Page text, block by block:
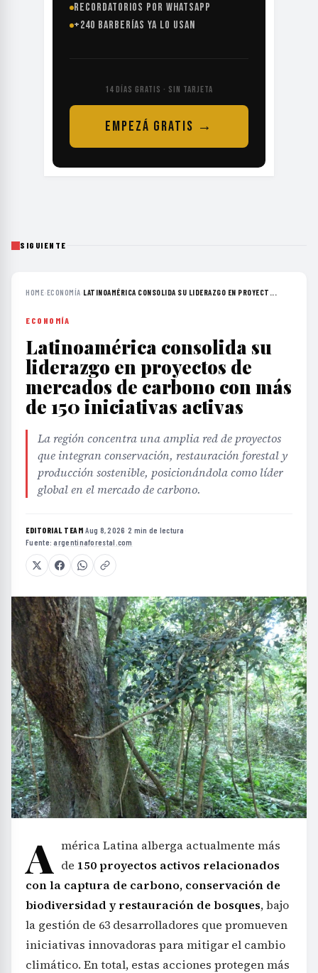
RECORDATORIOS POR WHATSAPP
+240 BARBERÍAS YA LO USAN
14 DÍAS GRATIS · SIN TARJETA
EMPEZÁ GRATIS →
SIGUIENTE
HOME›ECONOMÍA›LATINOAMÉRICA CONSOLIDA SU LIDERAZGO EN PROYECT...
ECONOMÍA
Latinoamérica consolida su
liderazgo en proyectos de
mercados de carbono con más
de 150 iniciativas activas
La región concentra una amplia red de proyectos
que integran conservación, restauración forestal y
producción sostenible, posicionándola como líder
global en el mercado de carbono.
EDITORIAL TEAM·Aug 8, 2026 ·2 min de lectura ·
Fuente:argentinaforestal.com
A mérica Latina alberga actualmente más
de 150 proyectos activos relacionados
con la captura de carbono, conservación de
biodiversidad y restauración de bosques, bajo
la gestión de 63 desarrolladores que promueven
iniciativas innovadoras para mitigar el cambio
climático. En total, estas acciones protegen más